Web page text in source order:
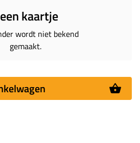
kaartje
wordt niet bekend
gemaakt.